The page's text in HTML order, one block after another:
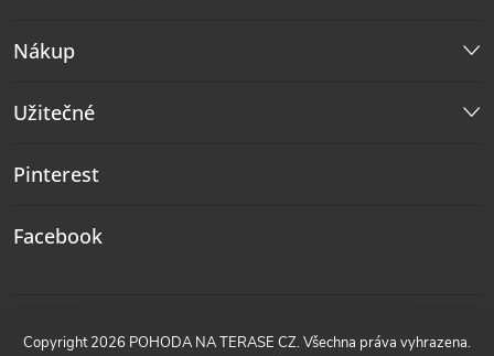
Nákup
Užitečné
Pinterest
Facebook
Copyright 2026 POHODA NA TERASE CZ. Všechna práva vyhrazena.